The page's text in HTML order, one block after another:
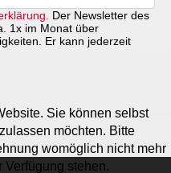
Der Newsletter des
1x im Monat über
Er kann jederzeit
Sie können selbst
möchten. Bitte
womöglich nicht mehr
stehen.